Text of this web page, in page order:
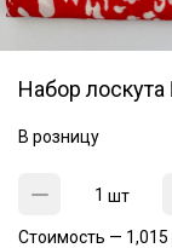
Набор
В розницу
шт
Стоимость — 1,015